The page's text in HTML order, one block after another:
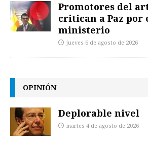
Promotores del
critican a Paz
ministerio
jueves 6 de agosto de 2026
OPINIÓN
Deplorable nivel
martes 4 de agosto de 2026